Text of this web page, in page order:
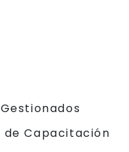
Capacitación